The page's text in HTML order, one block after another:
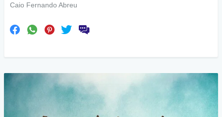
Caio Fernando Abreu